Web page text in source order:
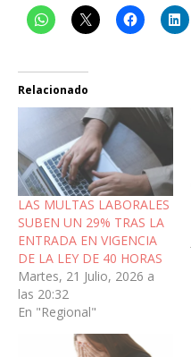
Relacionado
LAS MULTAS LABORALES
SUBEN UN 29% TRAS LA
ENTRADA EN VIGENCIA
DE LA LEY DE 40 HORAS
Martes, 21 Julio, 2026 a
las 20:32
En "Regional"